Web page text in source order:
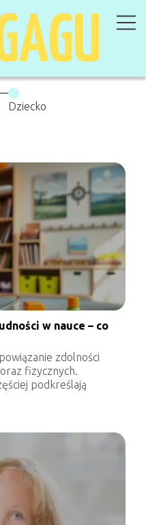
Dziecko
w nauce – co
zdolności
fizycznych.
podkreślają